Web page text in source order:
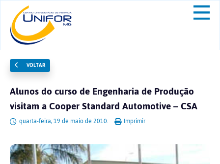
VOLTAR
Alunos do curso de Engenharia de Produção
visitam a Cooper Standard Automotive – CSA
quarta-feira, 19 de maio de 2010. Imprimir